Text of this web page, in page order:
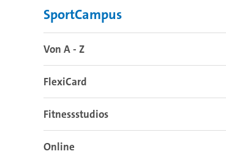
SportCampus
Von A - Z
FlexiCard
Fitnessstudios
Online